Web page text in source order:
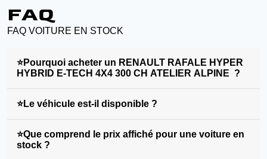
FAQ
FAQ VOITURE EN STOCK
⭐Pourquoi acheter un RENAULT RAFALE HYPER
HYBRID E-TECH 4X4 300 CH ATELIER ALPINE ?
⭐Le véhicule est-il disponible ?
⭐Que comprend le prix affiché pour une voiture en
stock ?